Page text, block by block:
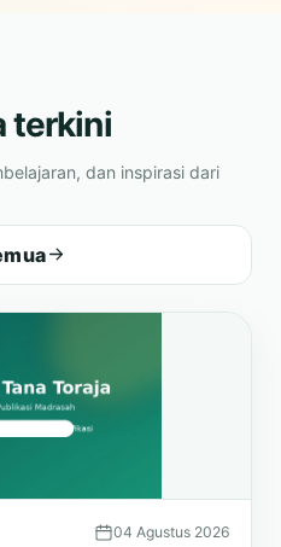
terkini
dan inspirasi dari
04 Agustus 2026